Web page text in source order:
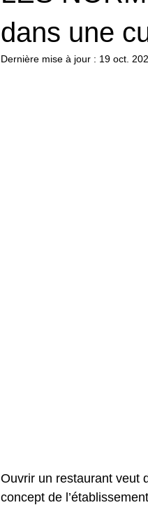
dans une
Dernière mise à jour : 19 oct.
Ouvrir un restaurant veut
concept de